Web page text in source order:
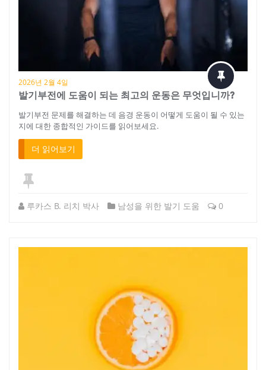
2026년 2월 4일
발기부전에 도움이 되는 최고의 운동은 무엇입니까?
발기부전 문제를 해결하는 데 음경 운동이 어떻게 도움이 될 수 있는
지에 대한 종합적인 가이드를 읽어보세요.
더 읽어보기
루카스 B. 리치 박사 남성을 위한 발기 도움 0